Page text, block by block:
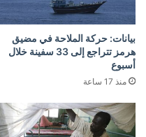
بيانات: حركة الملاحة في مضيق
هرمز تتراجع إلى 33 سفينة خلال
أسبوع
منذ 17 ساعة